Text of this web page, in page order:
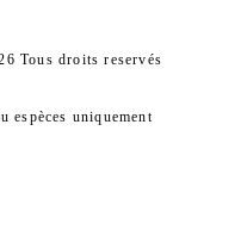
Tous droits reservés
espèces uniquement